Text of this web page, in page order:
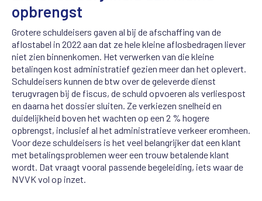
opbrengst
Grotere schuldeisers gaven al bij de afschaffing van de
aflostabel in 2022 aan dat ze hele kleine aflosbedragen liever
niet zien binnenkomen. Het verwerken van die kleine
betalingen kost administratief gezien meer dan het oplevert.
Schuldeisers kunnen de btw over de geleverde dienst
terugvragen bij de fiscus, de schuld opvoeren als verliespost
en daarna het dossier sluiten. Ze verkiezen snelheid en
duidelijkheid boven het wachten op een 2 % hogere
opbrengst, inclusief al het administratieve verkeer eromheen.
Voor deze schuldeisers is het veel belangrijker dat een klant
met betalingsproblemen weer een trouw betalende klant
wordt. Dat vraagt vooral passende begeleiding, iets waar de
NVVK vol op inzet.